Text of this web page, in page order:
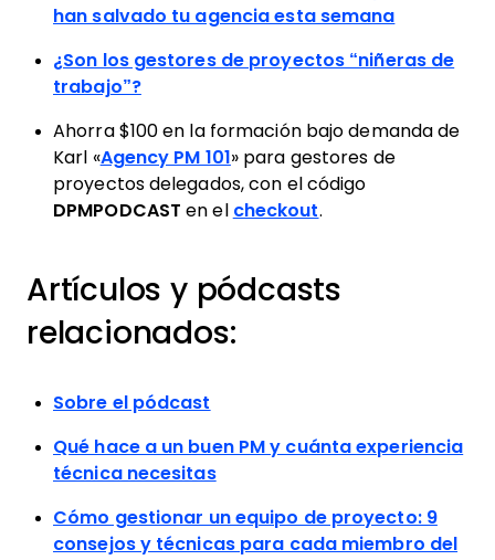
han salvado tu agencia esta semana
¿Son los gestores de proyectos “niñeras de
trabajo”?
Ahorra $100 en la formación bajo demanda de
Karl «Agency PM 101 » para gestores de
proyectos delegados, con el código
DPMPODCAST en el checkout.
Artículos y pódcasts
relacionados:
Sobre el pódcast
Qué hace a un buen PM y cuánta experiencia
técnica necesitas
Cómo gestionar un equipo de proyecto: 9
consejos y técnicas para cada miembro del